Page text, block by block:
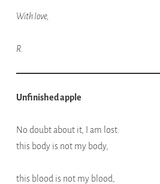
With love,
R.
Unfinished apple
No doubt about it, I am lost:
this body is not my body,
this blood is not my blood,